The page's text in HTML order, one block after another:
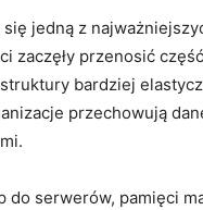
się jedną z
zaczęły przenosić
bardziej
przechowują
do serwerów, pamięci